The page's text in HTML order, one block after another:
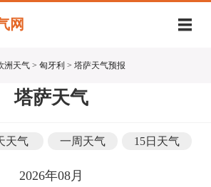
网
洲天气 > 匈牙利 > 塔萨天气预报
塔萨天气
天气 一周天气 15日天气
2026年08月